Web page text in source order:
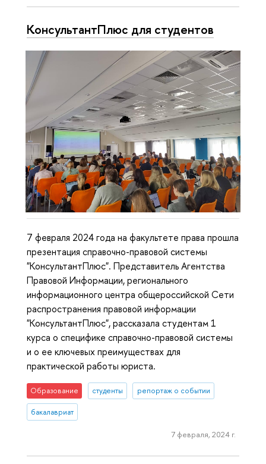
КонсультантПлюс для студентов
7 февраля 2024 года на факультете права прошла
презентация справочно-правовой системы
"КонсультантПлюс". Представитель Агентства
Правовой Информации, регионального
информационного центра общероссийской Сети
распространения правовой информации
"КонсультантПлюс", рассказала студентам 1
курса о специфике справочно-правовой системы
и о ее ключевых преимуществах для
практической работы юриста.
Образование студенты репортаж о событии
бакалавриат
7 февраля, 2024 г.